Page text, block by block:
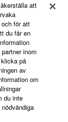
att
för att
du får en
inom
på
av
om
du inte